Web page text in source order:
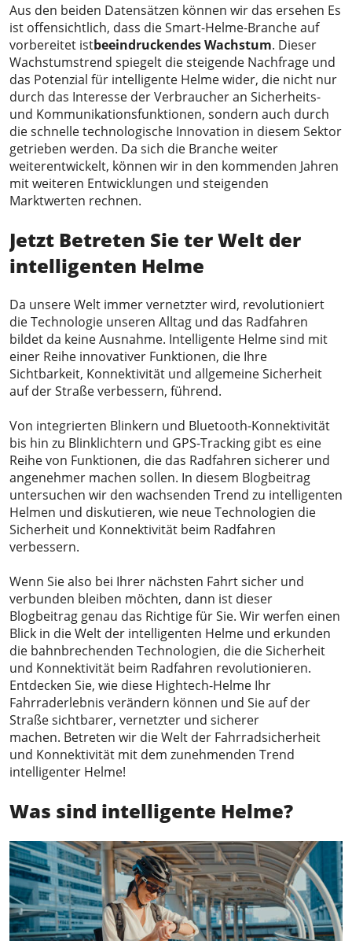
Aus den beiden Datensätzen können wir das ersehen Es
ist offensichtlich, dass die Smart-Helme-Branche auf
vorbereitet istbeeindruckendes Wachstum. Dieser
Wachstumstrend spiegelt die steigende Nachfrage und
das Potenzial für intelligente Helme wider, die nicht nur
durch das Interesse der Verbraucher an Sicherheits-
und Kommunikationsfunktionen, sondern auch durch
die schnelle technologische Innovation in diesem Sektor
getrieben werden. Da sich die Branche weiter
weiterentwickelt, können wir in den kommenden Jahren
mit weiteren Entwicklungen und steigenden
Marktwerten rechnen.
Jetzt Betreten Sie terWelt der
intelligenten Helme
Da unsere Welt immer vernetzter wird, revolutioniert
die Technologie unseren Alltag und das Radfahren
bildet da keine Ausnahme. Intelligente Helme sind mit
einer Reihe innovativer Funktionen, die Ihre
Sichtbarkeit, Konnektivität und allgemeine Sicherheit
auf der Straße verbessern, führend.
Von integrierten Blinkern und Bluetooth-Konnektivität
bis hin zu Blinklichtern und GPS-Tracking gibt es eine
Reihe von Funktionen, die das Radfahren sicherer und
angenehmer machen sollen. In diesem Blogbeitrag
untersuchen wir den wachsenden Trend zu intelligenten
Helmen und diskutieren, wie neue Technologien die
Sicherheit und Konnektivität beim Radfahren
verbessern.
Wenn Sie also bei Ihrer nächsten Fahrt sicher und
verbunden bleiben möchten, dann ist dieser
Blogbeitrag genau das Richtige für Sie. Wir werfen einen
Blick in die Welt der intelligenten Helme und erkunden
die bahnbrechenden Technologien, die die Sicherheit
und Konnektivität beim Radfahren revolutionieren.
Entdecken Sie, wie diese Hightech-Helme Ihr
Fahrraderlebnis verändern können und Sie auf der
Straße sichtbarer, vernetzter und sicherer
machen. Betreten wir die Welt der Fahrradsicherheit
und Konnektivität mit dem zunehmenden Trend
intelligenter Helme!
Was sind intelligente Helme?